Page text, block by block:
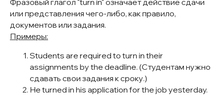
Фразовый глагол "turn in" означает действие сдачи
или представления чего-либо, как правило,
документов или задания.
Примеры:
Students are required to turn in their
assignments by the deadline. (Студентам нужно
сдавать свои задания к сроку.)
He turned in his application for the job yesterday.